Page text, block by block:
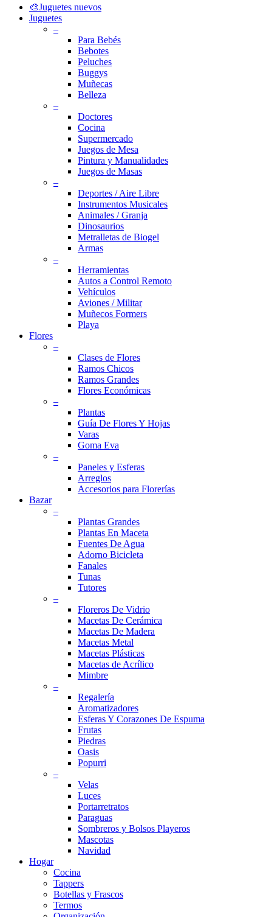
Close
Menu
🎨Juguetes nuevos
Juguetes
–
Para Bebés
Bebotes
Peluches
Buggys
Muñecas
Belleza
–
Doctores
Cocina
Supermercado
Juegos de Mesa
Pintura y Manualidades
Juegos de Masas
–
Deportes / Aire Libre
Instrumentos Musicales
Animales / Granja
Dinosaurios
Metralletas de Biogel
Armas
–
Herramientas
Autos a Control Remoto
Vehículos
Aviones / Militar
Muñecos Formers
Playa
Flores
–
Clases de Flores
Ramos Chicos
Ramos Grandes
Flores Económicas
–
Plantas
Guía De Flores Y Hojas
Varas
Goma Eva
–
Paneles y Esferas
Arreglos
Accesorios para Florerías
Bazar
–
Plantas Grandes
Plantas En Maceta
Fuentes De Agua
Adorno Bicicleta
Fanales
Tunas
Tutores
–
Floreros De Vidrio
Macetas De Cerámica
Macetas De Madera
Macetas Metal
Macetas Plásticas
Macetas de Acrílico
Mimbre
–
Regalería
Aromatizadores
Esferas Y Corazones De Espuma
Frutas
Piedras
Oasis
Popurri
–
Velas
Luces
Portarretratos
Paraguas
Sombreros y Bolsos Playeros
Mascotas
Navidad
Hogar
Cocina
Tappers
Botellas y Frascos
Termos